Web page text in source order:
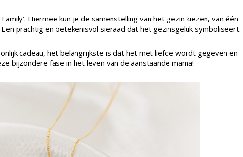
Hiermee kun je de samenstelling van het gezin kiezen, van één
prachtig en betekenisvol sieraad dat het gezinsgeluk symboliseert.
cadeau, het belangrijkste is dat het met liefde wordt gegeven en
bijzondere fase in het leven van de aanstaande mama!